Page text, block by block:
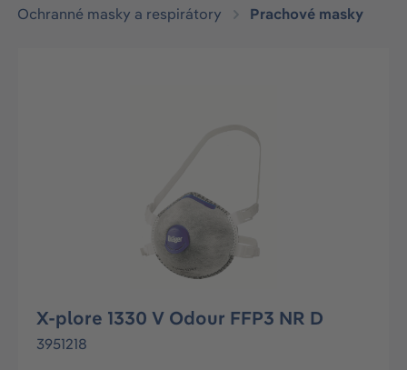
Ochranné masky a respirátory
Prachové masky
X-plore 1330 V Odour FFP3 NR D
3951218